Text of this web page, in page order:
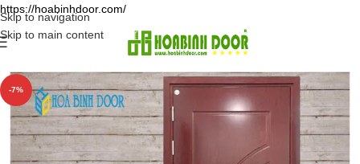
https://hoabinhdoor.com/
Skip to navigation
Skip to main content
-7%